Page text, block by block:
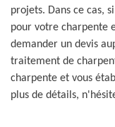
projets. Dans ce cas,
pour votre charpente
demander un devis
traitement de
charpente et vous
plus de détails,